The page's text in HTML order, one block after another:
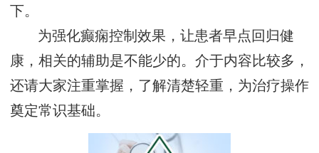
下。
为强化癫痫控制效果，让患者早点回归健
康，相关的辅助是不能少的。介于内容比较多，
还请大家注重掌握，了解清楚轻重，为治疗操作
奠定常识基础。